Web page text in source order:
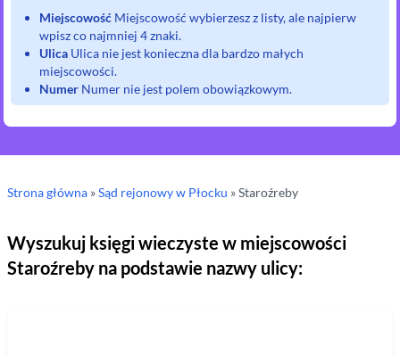
Miejscowość Miejscowość wybierzesz z listy, ale najpierw
wpisz co najmniej 4 znaki.
Ulica Ulica nie jest konieczna dla bardzo małych
miejscowości.
Numer Numer nie jest polem obowiązkowym.
Strona główna »Sąd rejonowyw Płocku »Staroźreby
Wyszukuj księgi wieczyste w miejscowości
Staroźreby na podstawie nazwy ulicy: